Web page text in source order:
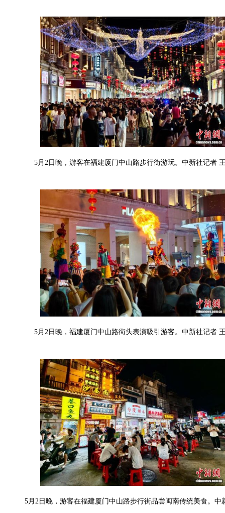
5月2日晚，游客在福建厦门中山路步行街游玩。中新社记者
5月2日晚，福建厦门中山路街头表演吸引游客。中新社记者
5月2日晚，游客在福建厦门中山路步行街品尝闽南传统美食。中